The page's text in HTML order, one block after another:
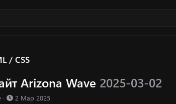
/ CSS
ресурса
Arizona Wave 2025-03-02
Д
2 Мар 2025